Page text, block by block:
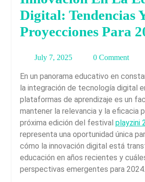
Digital: Tendencias
Proyecciones Para
July 7, 2025July
2025
0 Comment
En un panorama educativo en constante evolución,
la integración de tecnología digital
plataformas de aprendizaje es un
mantener la relevancia y la eficacia
próxima edición del festival playzini
representa una oportunidad única
cómo la innovación digital está
educación en años recientes y
perspectivas emergentes para 2024.